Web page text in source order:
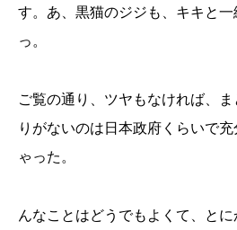
す。あ、黒猫のジジも、キキと
っ。
ご覧の通り、ツヤもなければ、
りがないのは日本政府くらいで
ゃった。
んなことはどうでもよくて、と